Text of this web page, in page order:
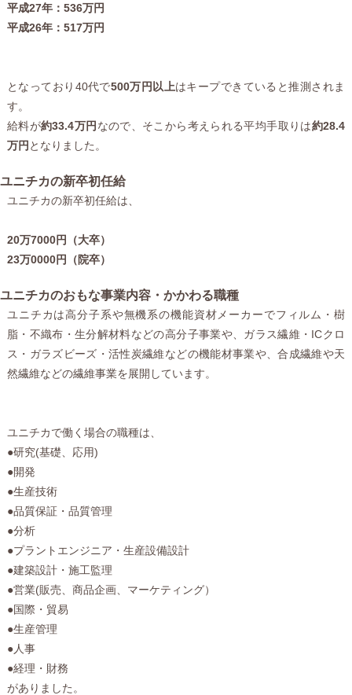
平成27年：536万円
平成26年：517万円
となっており40代で500万円以上はキープできていると推測されま
す。
給料が約33.4万円 なので、そこから考えられる平均手取りは約28.4
万円 となりました。
ユニチカの新卒初任給
ユニチカの新卒初任給は、
20万7000円（大卒）
23万0000円（院卒）
ユニチカのおもな事業内容・かかわる職種
ユニチカは高分子系や無機系の機能資材メーカーでフィルム・樹
脂・不織布・生分解材料などの高分子事業や、ガラス繊維・ICクロ
ス・ガラズビーズ・活性炭繊維などの機能材事業や、合成繊維や天
然繊維などの繊維事業を展開しています。
ユニチカで働く場合の職種は、
●研究(基礎、応用)
●開発
●生産技術
●品質保証・品質管理
●分析
●プラントエンジニア・生産設備設計
●建築設計・施工監理
●営業(販売、商品企画、マーケティング）
●国際・貿易
●生産管理
●人事
●経理・財務
がありました。